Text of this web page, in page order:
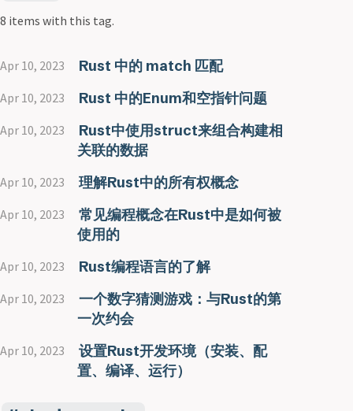
8 items with this tag.
Apr 10, 2023 Rust 中的 match 匹配
Apr 10, 2023 Rust 中的Enum和空指针问题
Apr 10, 2023
Rust中使用struct来组合构建相
关联的数据
Apr 10, 2023 理解Rust中的所有权概念
Apr 10, 2023
常见编程概念在Rust中是如何被
使用的
Apr 10, 2023 Rust编程语言的了解
Apr 10, 2023
一个数字猜测游戏：与Rust的第
一次约会
Apr 10, 2023
设置Rust开发环境（安装、配
置、编译、运行）